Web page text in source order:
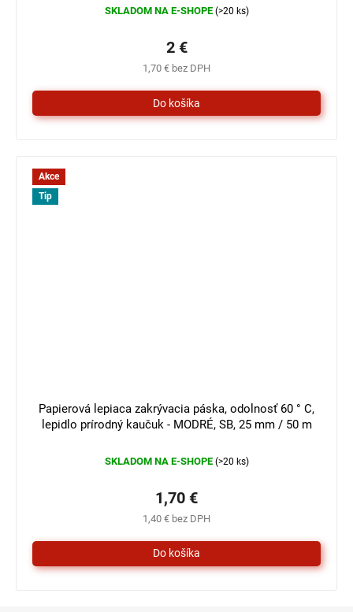
SKLADOM NA E-SHOPE (>20 ks)
1,70 € bez DPH
2 €
Akce
Tip
Papierová lepiaca zakrývacia páska, odolnosť 60 ° C,
lepidlo prírodný kaučuk - MODRÉ, SB, 25 mm / 50 m
SKLADOM NA E-SHOPE (>20 ks)
1,40 € bez DPH
1,70 €